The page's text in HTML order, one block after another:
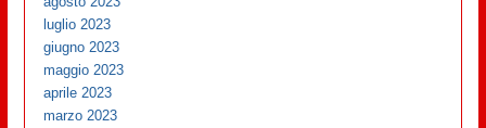
luglio 2023
giugno 2023
maggio 2023
aprile 2023
marzo 2023